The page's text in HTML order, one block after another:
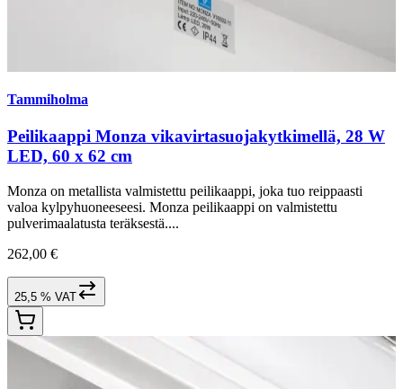
Tammiholma
Peilikaappi Monza vikavirtasuojakytkimellä, 28 W
LED, 60 x 62 cm
Monza on metallista valmistettu peilikaappi, joka tuo reippaasti
valoa kylpyhuoneeseesi. Monza peilikaappi on valmistettu
pulverimaalatusta teräksestä....
262,00 €
25,5 % VAT